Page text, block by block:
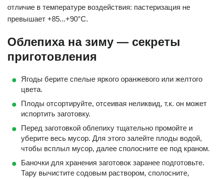
отличие в температуре воздействия: пастеризация не
превышает +85...+90°С.
Облепиха на зиму — секреты
приготовления
Ягоды берите спелые яркого оранжевого или желтого
цвета.
Плоды отсортируйте, отсеивая неликвид, т.к. он может
испортить заготовку.
Перед заготовкой облепиху тщательно промойте и
уберите весь мусор. Для этого залейте плоды водой,
чтобы всплыл мусор, далее сполосните ее под краном.
Баночки для хранения заготовок заранее подготовьте.
Тару вычистите содовым раствором, сполосните,